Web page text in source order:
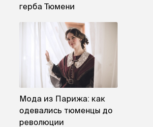
герба Тюмени
Мода из Парижа: как
одевались тюменцы до
революции